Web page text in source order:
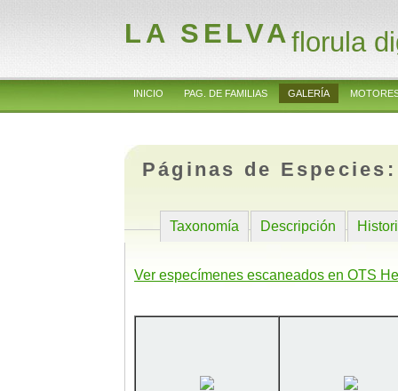
LA SELVAflorula
INICIO PAG. DE FAMILIAS GALERÍA
Páginas de
Taxonomía Descripción
Ver especímenes escaneados en OTS